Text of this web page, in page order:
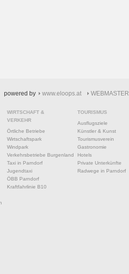
powered by www.eloops.at WEBMASTER
WIRTSCHAFT &
VERKEHR
Örtliche Betriebe
Wirtschaftspark
Windpark
Verkehrsbetriebe Burgenland
Taxi in Parndorf
Jugendtaxi
ÖBB Parndorf
Kraftfahrlinie B10
TOURISMUS
Ausflugsziele
Künstler & Kunst
Tourismusverein
Gastronomie
Hotels
Private Unterkünfte
Radwege in Parndorf